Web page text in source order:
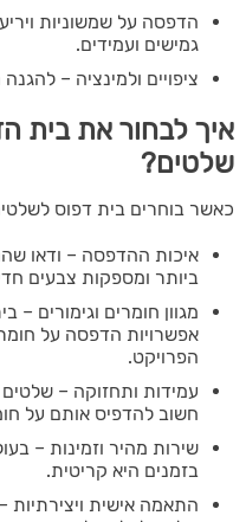
הדפסה על שמשוניות
גמישים ועמידים.
ציפויים ולמינציה –
איך לבחור את בית
שלטים?
כאשר בוחרים בית דפוס
איכות ההדפסה – ודאו
ביותר ומספקות צבעים
מגוון חומרים וגימורים –
אפשרויות הדפסה על
הפרויקט.
עמידות ותחזוקה –
חשוב להדפיס אותם על
שירות מהיר וזמינות –
בזמנים היא קריטית.
התאמה אישית ויצירתיות